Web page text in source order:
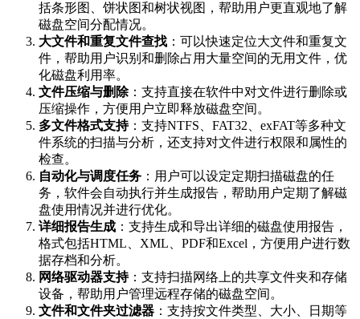
括条形图、饼状图和树状视图，帮助用户更直观地了解
磁盘空间分配情况。
大文件和重复文件查找 ：可以快速定位大文件和重复文
件，帮助用户识别和删除占用大量空间的无用文件，优
化磁盘利用率。
文件压缩与删除：支持直接在软件中对文件进行删除或
压缩操作，方便用户立即释放磁盘空间。
多文件格式支持：支持NTFS、FAT32、exFAT等多种文
件系统的扫描与分析，还支持对文件进行权限和属性的
检查。
自动化与调度任务 ：用户可以设定定期扫描磁盘的任
务，软件会自动执行并生成报告，帮助用户定期了解磁
盘使用情况并进行优化。
详细报告生成 ：支持生成和导出详细的磁盘使用报告，
格式包括HTML、XML、PDF和Excel，方便用户进行数
据存档和分析。
网络驱动器支持：支持扫描网络上的共享文件夹和存储
设备，帮助用户管理远程存储的磁盘空间。
文件和文件夹过滤器 ：支持按文件类型、大小、日期等